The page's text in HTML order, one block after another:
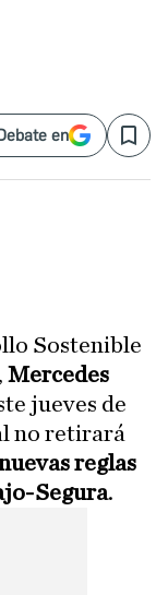
en Save
Sostenible
Mercedes
jueves de
no retirará
reglas
Segura.